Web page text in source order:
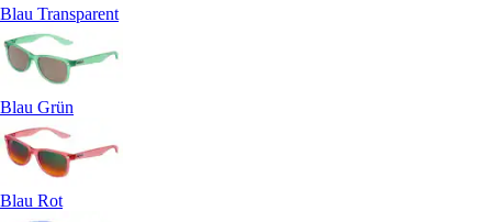
Blau Transparent
Blau Grün
Blau Rot